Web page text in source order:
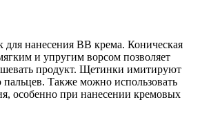
нанесения BB крема. Коническая
и упругим ворсом позволяет
продукт. Щетинки имитируют
Также можно использовать
особенно при нанесении кремовых